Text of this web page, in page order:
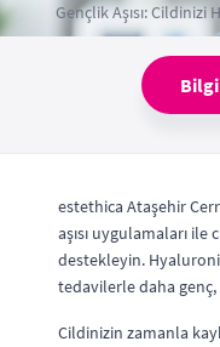
Gençlik Aşısı:
estethica Ataşehir
aşısı uygulamaları
destekleyin.
tedavilerle daha genç,
Cildinizin zamanla